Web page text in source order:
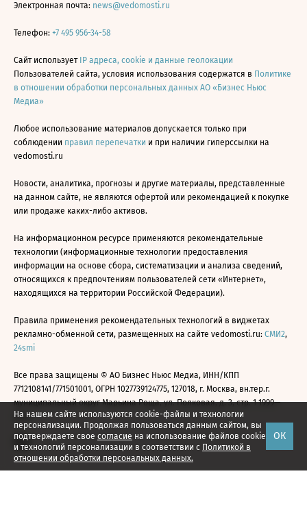
На нашем сайте используются cookie-файлы и технологии
персонализации. Продолжая пользоваться данным сайтом, вы
подтверждаете свое согласие на использование файлов cookie
и технологий персонализации в соответствии с Политикой в
отношении обработки персональных данных.
ОК
Электронная почта: news@vedomosti.ru
Телефон: +7 495 956-34-58
Сайт использует IP адреса, cookie и данные геолокации
Пользователей сайта, условия использования содержатся в Политике
в отношении обработки персональных данных АО «Бизнес Ньюс
Медиа»
Любое использование материалов допускается только при
соблюдении правил перепечатки и при наличии гиперссылки на
vedomosti.ru
Новости, аналитика, прогнозы и другие материалы, представленные
на данном сайте, не являются офертой или рекомендацией к покупке
или продаже каких-либо активов.
На информационном ресурсе применяются рекомендательные
технологии (информационные технологии предоставления
информации на основе сбора, систематизации и анализа сведений,
относящихся к предпочтениям пользователей сети «Интернет»,
находящихся на территории Российской Федерации).
Правила применения рекомендательных технологий в виджетах
рекламно-обменной сети, размещенных на сайте vedomosti.ru: СМИ2,
24smi
Все права защищены © АО Бизнес Ньюс Медиа, ИНН/КПП
7712108141/771501001, ОГРН 1027739124775, 127018, г. Москва, вн.тер.г.
муниципальный округ Марьина Роща, ул. Полковая, д. 3, стр. 1 1999—
2026